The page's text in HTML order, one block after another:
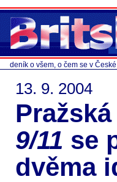
deník o všem, o čem se v
13. 9. 2004
9/11 se
dvěma